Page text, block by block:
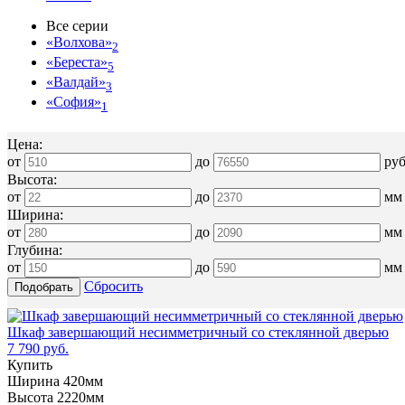
Все серии
«Волхова»2
«Береста»5
«Валдай»3
«София»1
Цена:
от
до
руб
Высота:
от
до
мм
Ширина:
от
до
мм
Глубина:
от
до
мм
Сбросить
Шкаф завершающий несимметричный со стеклянной дверью
7 790 руб.
Купить
Ширина 420мм
Высота 2220мм